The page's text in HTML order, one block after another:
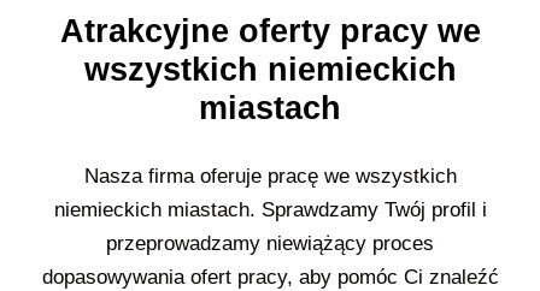
Atrakcyjne oferty pracy we
wszystkich niemieckich
miastach
Nasza firma oferuje pracę we wszystkich
niemieckich miastach. Sprawdzamy Twój profil i
przeprowadzamy niewiążący proces
dopasowywania ofert pracy, aby pomóc Ci znaleźć